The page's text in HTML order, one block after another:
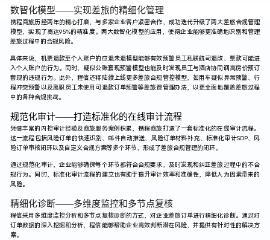
数智化模型——实现差旅的精细化管理
携程商旅历经两年的精心打磨，与多家企业客户紧密合作，成功迭代升级了两大差旅合规管理
模型，实现了高达95%的精准度。两大数智化模型的应用，使得企业能够更准确地识别和管理
差旅过程中的合规风险。
具体来说，机票退款至个人账户的应退未退模型能够有效预警员工私联航司退改、票款可能进
入个人账户的行为。同时，疑似公账套现预警模型也能及时发现员工与酒店协同调高房价预订
套现的违规行为。此外，程信还将陆续上线更多差旅合规管控模型，如用车疑似异常预警、行
程冲突预警以及离职员工未使用可退款订单预警等差旅费管理办法，以更全面地覆盖差旅过程
中的各种合规挑战。
规范化审计——打造标准化的在线审计流程
凭借丰富的内控审计经验及商旅服务案例积累，携程商旅打造了一套标准化的在线审计流程。
这一流程包括风险订单的快速识别、邮件自动推送、风险订单材料补充、标准化审计SOP、风
险订单审核闭环以及自定义合规方案等多个环节，形成了差旅合规管理的闭环。
通过规范化审计，企业能够确保每个环节都符合合规要求，及时发现和纠正差旅过程中的不合
规行为。同时，标准化审计流程的建立也有助于提升审计效率和准确性，降低人为因素带来的
风险。
精细化诊断——多维度监控和多节点复核
程信采用多维度监控分析和多节点复核诊断的方式，对企业差旅订单进行精细化诊断。通过对
订单数据的深入挖掘和分析，程信能够帮助企业高效判断潜在风险，并提供有针对性的解决方
案。